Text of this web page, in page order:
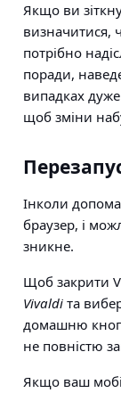
Якщо ви
визначитися,
потрібно
поради,
випадках
щоб зміни
Інколи
браузер, і
зникне.
Щоб закрити
Vivaldi та
домашню
не повністю
Якщо ваш